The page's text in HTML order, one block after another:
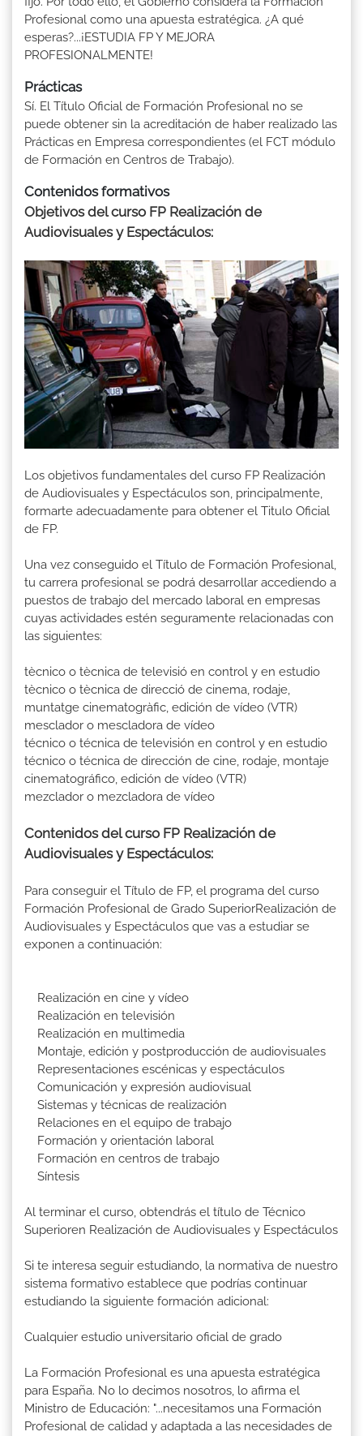
Profesional como una apuesta estratégica. ¿A qué
esperas?...¡ESTUDIA FP Y MEJORA
PROFESIONALMENTE!
Prácticas
Sí. El Título Oficial de Formación Profesional no se
puede obtener sin la acreditación de haber realizado las
Prácticas en Empresa correspondientes (el FCT módulo
de Formación en Centros de Trabajo).
Contenidos formativos
Objetivos del curso FP Realización de
Audiovisuales y Espectáculos:
Los objetivos fundamentales del curso FP Realización
de Audiovisuales y Espectáculos son, principalmente,
formarte adecuadamente para obtener el Titulo Oficial
de FP.
Una vez conseguido el Título de Formación Profesional,
tu carrera profesional se podrá desarrollar accediendo a
puestos de trabajo del mercado laboral en empresas
cuyas actividades estén seguramente relacionadas con
las siguientes:
tècnico o tècnica de televisió en control y en estudio
tècnico o tècnica de direcció de cinema, rodaje,
muntatge cinematogràfic, edición de vídeo (VTR)
mesclador o mescladora de vídeo
técnico o técnica de televisión en control y en estudio
técnico o técnica de dirección de cine, rodaje, montaje
cinematográfico, edición de vídeo (VTR)
mezclador o mezcladora de vídeo
Contenidos del curso FP Realización de
Audiovisuales y Espectáculos:
Para conseguir el Título de FP, el programa del curso
Formación Profesional de Grado SuperiorRealización de
Audiovisuales y Espectáculos que vas a estudiar se
exponen a continuación:
Realización en cine y vídeo
Realización en televisión
Realización en multimedia
Montaje, edición y postproducción de audiovisuales
Representaciones escénicas y espectáculos
Comunicación y expresión audiovisual
Sistemas y técnicas de realización
Relaciones en el equipo de trabajo
Formación y orientación laboral
Formación en centros de trabajo
Síntesis
Al terminar el curso, obtendrás el título de Técnico
Superioren Realización de Audiovisuales y Espectáculos
Si te interesa seguir estudiando, la normativa de nuestro
sistema formativo establece que podrías continuar
estudiando la siguiente formación adicional:
Cualquier estudio universitario oficial de grado
La Formación Profesional es una apuesta estratégica
para España. No lo decimos nosotros, lo afirma el
Ministro de Educación: "...necesitamos una Formación
Profesional de calidad y adaptada a las necesidades de